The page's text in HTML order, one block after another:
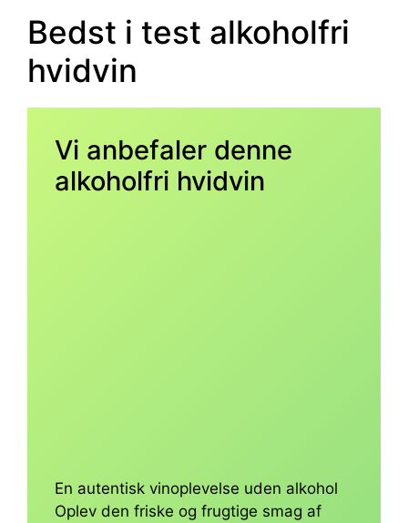
Bedst i test alkoholfri
hvidvin
Vi anbefaler denne
alkoholfri hvidvin
En autentisk vinoplevelse uden alkohol
Oplev den friske og frugtige smag af